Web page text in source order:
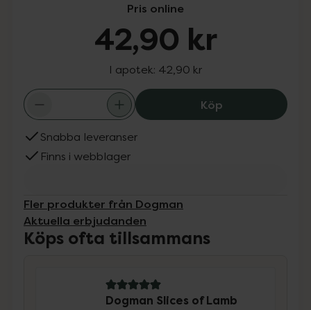
Pris online
42,90 kr
I apotek: 42,90 kr
KöpDogman Slices
Snabba leveranser
Finns i webblager
Fler produkter från Dogman
Aktuella erbjudanden
Köps ofta tillsammans
5 av 5 i omdöme
Dogman Slices of Lamb